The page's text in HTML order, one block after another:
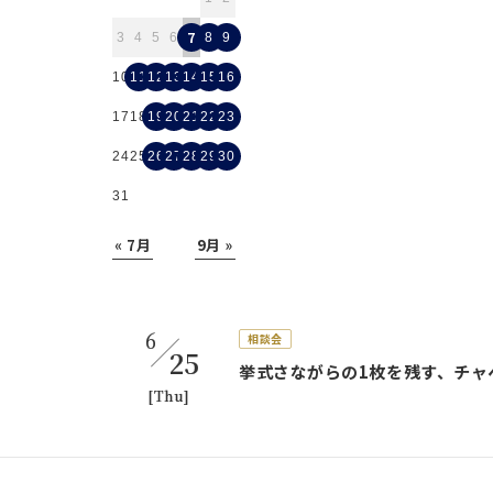
3 4 5 6 7 8 9
10 11 12 13 14 15 16
17 18 19 20 21 22 23
2425 26 27 28 29 30
31
« 7月 9月 »
6
25
[Thu]
相談会
挙式さながらの1枚を残す、チ